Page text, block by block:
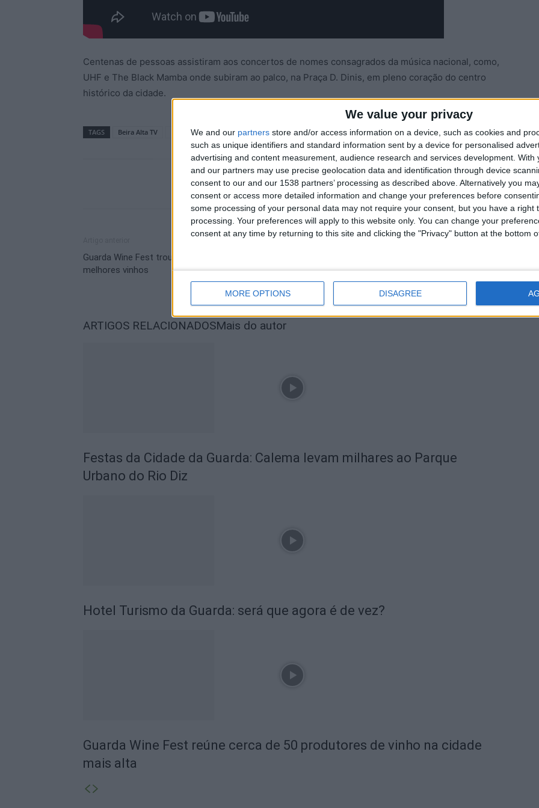
We value your privacy
We and our partners store and/or access information on a device, such as cookies and
such as unique identifiers and standard information sent by a device for personalised
advertising and content measurement, audience research and services development. With
and our partners may use precise geolocation data and identification through device
consent to our and our 1538 partners’ processing as described above. Alternatively you
consent or access more detailed information and change your preferences before
some processing of your personal data may not require your consent, but you have a right
processing. Your preferences will apply to this website only. You can change your
consent at any time by returning to this site and clicking the "Privacy" button at the bottom
MORE OPTIONS DISAGREE
Centenas de pessoas assistiram aos concertos de nomes consagrados da música nacional, como,
UHF e The Black Mamba onde subiram ao palco, na Praça D. Dinis, em pleno coração do centro
histórico da cidade.
TAGS Beira Alta TV Festival Música no Castelo invadiu centro histórico de Trancoso Trancoso
Guarda Wine Fest trouxe à cidade mais alta os
melhores vinhos
ARTIGOS RELACIONADOSMais do autor
Festas da Cidade da Guarda: Calema levam milhares ao Parque
Urbano do Rio Diz
Hotel Turismo da Guarda: será que agora é de vez?
Guarda Wine Fest reúne cerca de 50 produtores de vinho na cidade
mais alta